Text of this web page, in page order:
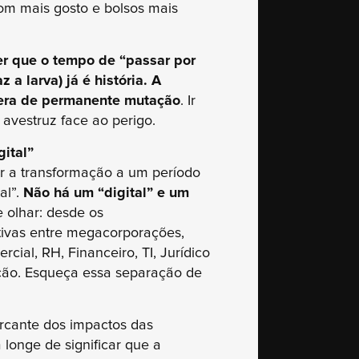
mais gosto e bolsos mais
que o tempo de “passar por
a larva) já é história. A
de permanente mutação. Ir
face ao perigo.
a transformação a um período
Não há um “digital” e um
olhar: desde os
entre megacorporações,
RH, Financeiro, TI, Jurídico
Esqueça essa separação de
dos impactos das
longe de significar que a